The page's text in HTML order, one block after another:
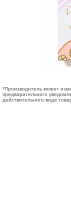
*Производитель может
предварительного
действительного вида